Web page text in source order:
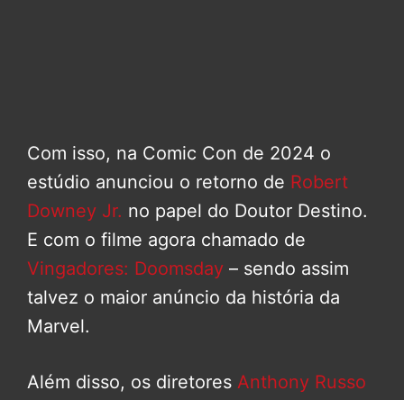
Com isso, na Comic Con de 2024 o
estúdio anunciou o retorno de Robert
Downey Jr. no papel do Doutor Destino.
E com o filme agora chamado de
Vingadores: Doomsday – sendo assim
talvez o maior anúncio da história da
Marvel.
Além disso, os diretores Anthony Russo